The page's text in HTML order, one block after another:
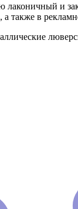
лаконичный и
также в